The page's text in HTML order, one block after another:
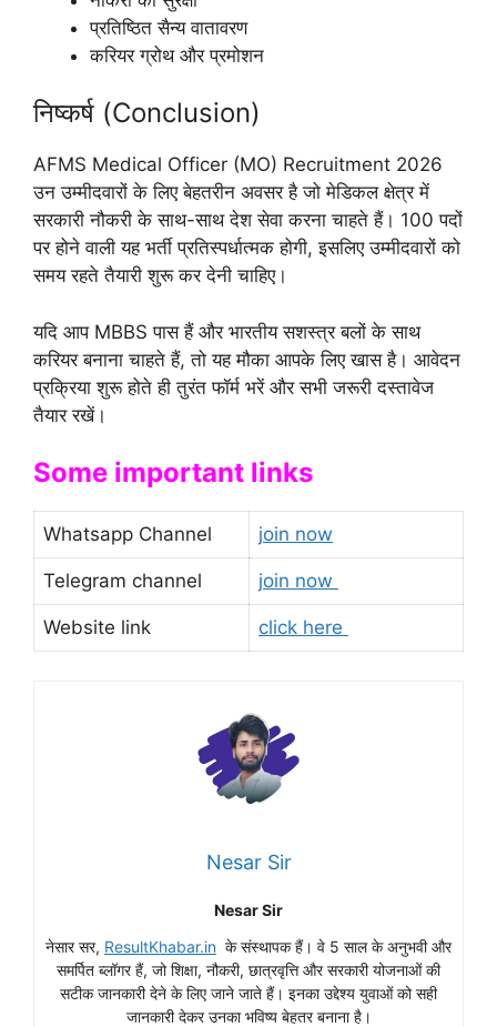
प्रतिष्ठित सैन्य वातावरण
करियर ग्रोथ और प्रमोशन
निष्कर्ष (Conclusion)
AFMS Medical Officer (MO) Recruitment 2026
उन उम्मीदवारों के लिए बेहतरीन अवसर है जो मेडिकल क्षेत्र में
सरकारी नौकरी के साथ-साथ देश सेवा करना चाहते हैं। 100 पदों
पर होने वाली यह भर्ती प्रतिस्पर्धात्मक होगी, इसलिए उम्मीदवारों को
समय रहते तैयारी शुरू कर देनी चाहिए।
यदि आप MBBS पास हैं और भारतीय सशस्त्र बलों के साथ
करियर बनाना चाहते हैं, तो यह मौका आपके लिए खास है। आवेदन
प्रक्रिया शुरू होते ही तुरंत फॉर्म भरें और सभी जरूरी दस्तावेज
तैयार रखें।
Some important links
Whatsapp Channel join now
Telegram channel join now
Website link click here
Nesar Sir
Nesar Sir
नेसार सर, ResultKhabar.in के संस्थापक हैं। वे 5 साल के अनुभवी और
समर्पित ब्लॉगर हैं, जो शिक्षा, नौकरी, छात्रवृत्ति और सरकारी योजनाओं की
सटीक जानकारी देने के लिए जाने जाते हैं। इनका उद्देश्य युवाओं को सही
जानकारी देकर उनका भविष्य बेहतर बनाना है।